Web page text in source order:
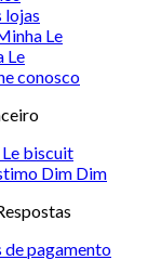
lojas
Le
Le
conosco
biscuit
Dim Dim
de pagamento